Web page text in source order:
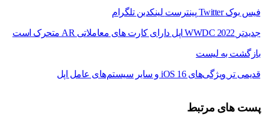
فیس بوک Twitter پینترست لینکدین تلگرام
جدیدتر WWDC 2022 اپل دارای کارت های معاملاتی AR متحرک است
بازگشت به لیست
قدیمی تر ویژگی‌های iOS 16 و سایر سیستم‌های عامل اپل
پست های مرتبط